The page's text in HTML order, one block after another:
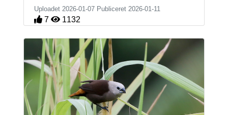
Uploadet 2026-01-07 Publiceret 2026-01-11
7 1132